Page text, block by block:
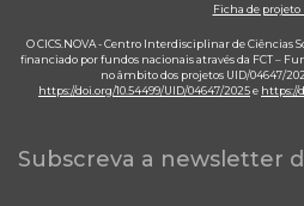
Ficha de projeto
O CICS.NOVA - Centro Interdisciplinar de Ciências
financiado por fundos nacionais através da FCT –
no âmbito dos projetos UID/04647/
https://doi.org/10.54499/UID/04647/2025e https://
Subscreva a newsletter